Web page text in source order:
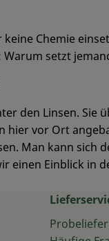
Chemie
setzt
den Linsen.
hier vor Ort
Man kann sich
einen Einblick in